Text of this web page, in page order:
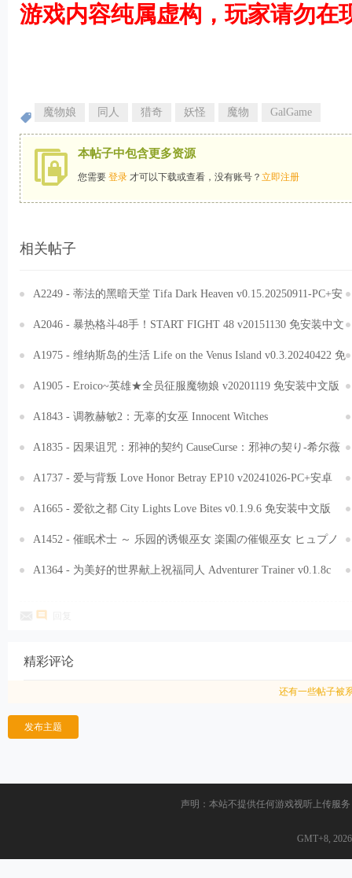
游戏内容纯属虚构，玩家请勿在
魔物娘 同人 猎奇 妖怪 魔物 GalGame
本帖子中包含更多资源
您需要 登录 才可以下载或查看，没有账号？ 立即注册
相关帖子
A2249 - 蒂法的黑暗天堂 Tifa Dark Heaven v0.15.20250911-PC+安
卓 免安装中文汉化版[5.95GB]
A2046 - 暴热格斗48手！START FIGHT 48 v20151130 免安装中文
版[1.88GB]
A1975 - 维纳斯岛的生活 Life on the Venus Island v0.3.20240422 免
安装AI汉化步兵版[2.09GB]
A1905 - Eroico~英雄★全员征服魔物娘 v20201119 免安装中文版
[111MB]
A1843 - 调教赫敏2：无辜的女巫 Innocent Witches
v0.11.2.beta.Fix3.20250105 PC+安卓 免安装中文版[4.12GB]
A1835 - 因果诅咒：邪神的契约 CauseCurse：邪神の契り-希尔薇
v1.0.0.20250113 免安装中文云翻版[1.97GB]
A1737 - 爱与背叛 Love Honor Betray EP10 v20241026-PC+安卓
免安装中文版[2.6GB]
A1665 - 爱欲之都 City Lights Love Bites v0.1.9.6 免安装中文版
[5.44GB]
A1452 - 催眠术士 ～ 乐园的诱银巫女 楽園の催银巫女 ヒュプノ
シスレイム Hypnosis Reimu V1.13 免安装中文版[689MB]
A1364 - 为美好的世界献上祝福同人 Adventurer Trainer v0.1.8c
精彩评论
还有一些帖子被
发布主题
声明：本站不提供任何游戏视听上传服
GMT+8,